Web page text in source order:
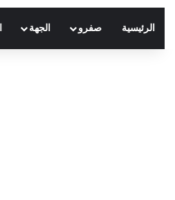
الرئيسية صفرو الجهة